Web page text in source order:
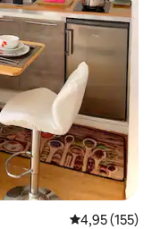
Середня
4,95 (155)